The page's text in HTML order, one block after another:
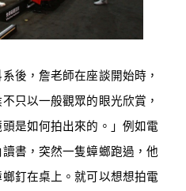
後，詹老師在座談開始時，
只以一般觀眾的眼光欣賞，
是如何拍出來的。」例如電
書，突然一隻蟑螂跑過，他
釘在桌上。就可以想想拍電